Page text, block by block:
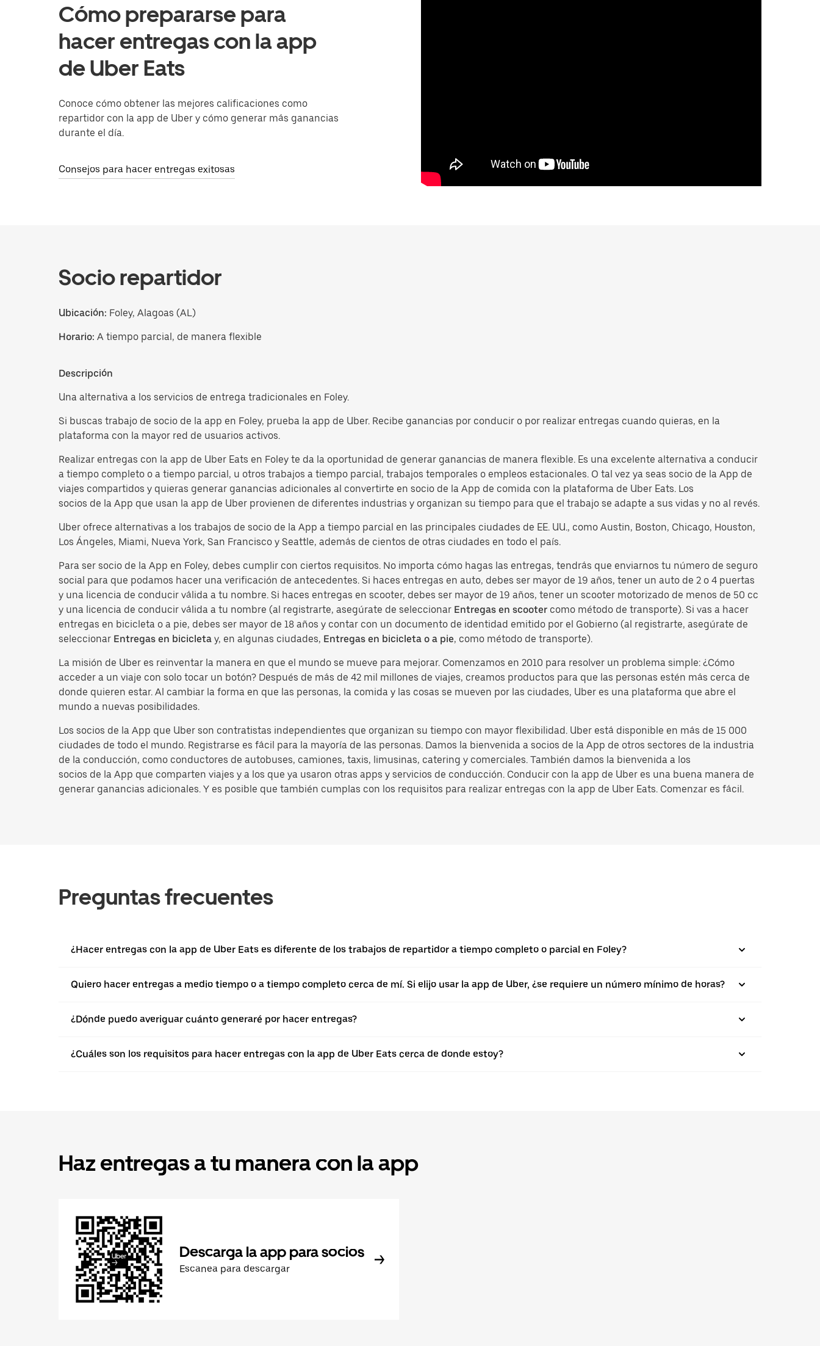
Cómo prepararse para
hacer entregas con la app
de Uber Eats
Conoce cómo obtener las mejores calificaciones como
repartidor con la app de Uber y cómo generar más ganancias
durante el día.
Consejos para hacer entregas exitosas
Socio repartidor
Ubicación: Foley, Alagoas (AL)
Horario: A tiempo parcial, de manera flexible
Descripción
Una alternativa a los servicios de entrega tradicionales en Foley.
Si buscas trabajo de socio de la app en Foley, prueba la app de Uber. Recibe ganancias por conducir o por realizar entregas cuando quieras, en la
plataforma con la mayor red de usuarios activos.
Realizar entregas con la app de Uber Eats en Foley te da la oportunidad de generar ganancias de manera flexible. Es una excelente alternativa a conducir
a tiempo completo o a tiempo parcial, u otros trabajos a tiempo parcial, trabajos temporales o empleos estacionales. O tal vez ya seas socio de la App de
viajes compartidos y quieras generar ganancias adicionales al convertirte en socio de la App de comida con la plataforma de Uber Eats. Los
socios de la App que usan la app de Uber provienen de diferentes industrias y organizan su tiempo para que el trabajo se adapte a sus vidas y no al revés.
Uber ofrece alternativas a los trabajos de socio de la App a tiempo parcial en las principales ciudades de EE. UU., como Austin, Boston, Chicago, Houston,
Los Ángeles, Miami, Nueva York, San Francisco y Seattle, además de cientos de otras ciudades en todo el país.
Para ser socio de la App en Foley, debes cumplir con ciertos requisitos. No importa cómo hagas las entregas, tendrás que enviarnos tu número de seguro
social para que podamos hacer una verificación de antecedentes. Si haces entregas en auto, debes ser mayor de 19 años, tener un auto de 2 o 4 puertas
y una licencia de conducir válida a tu nombre. Si haces entregas en scooter, debes ser mayor de 19 años, tener un scooter motorizado de menos de 50 cc
y una licencia de conducir válida a tu nombre (al registrarte, asegúrate de seleccionar Entregas en scooter como método de transporte). Si vas a hacer
entregas en bicicleta o a pie, debes ser mayor de 18 años y contar con un documento de identidad emitido por el Gobierno (al registrarte, asegúrate de
seleccionar Entregas en bicicleta y, en algunas ciudades, Entregas en bicicleta o a pie, como método de transporte).
La misión de Uber es reinventar la manera en que el mundo se mueve para mejorar. Comenzamos en 2010 para resolver un problema simple: ¿Cómo
acceder a un viaje con solo tocar un botón? Después de más de 42 mil millones de viajes, creamos productos para que las personas estén más cerca de
donde quieren estar. Al cambiar la forma en que las personas, la comida y las cosas se mueven por las ciudades, Uber es una plataforma que abre el
mundo a nuevas posibilidades.
Los socios de la App que Uber son contratistas independientes que organizan su tiempo con mayor flexibilidad. Uber está disponible en más de 15 000
ciudades de todo el mundo. Registrarse es fácil para la mayoría de las personas. Damos la bienvenida a socios de la App de otros sectores de la industria
de la conducción, como conductores de autobuses, camiones, taxis, limusinas, catering y comerciales. También damos la bienvenida a los
socios de la App que comparten viajes y a los que ya usaron otras apps y servicios de conducción. Conducir con la app de Uber es una buena manera de
generar ganancias adicionales. Y es posible que también cumplas con los requisitos para realizar entregas con la app de Uber Eats. Comenzar es fácil.
Preguntas frecuentes
¿Hacer entregas con la app de Uber Eats es diferente de los trabajos de repartidor a tiempo completo o parcial en Foley?
Quiero hacer entregas a medio tiempo o a tiempo completo cerca de mí. Si elijo usar la app de Uber, ¿se requiere un número mínimo de horas?
¿Dónde puedo averiguar cuánto generaré por hacer entregas?
¿Cuáles son los requisitos para hacer entregas con la app de Uber Eats cerca de donde estoy?
Haz entregas a tu manera con la app
Descarga la app para socios
Escanea para descargar